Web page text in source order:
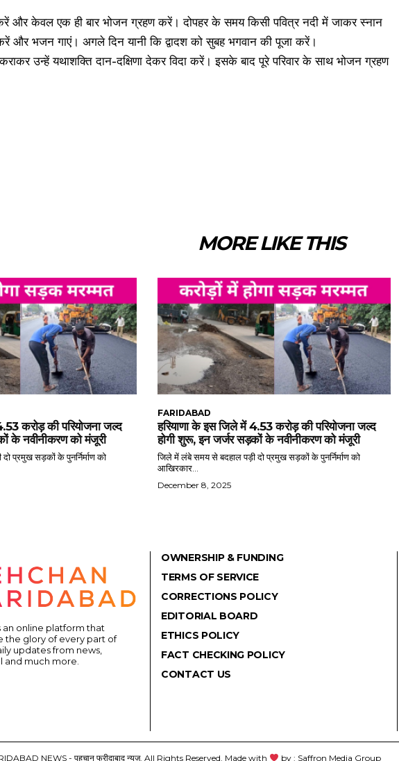
और केवल एक ही बार भोजन ग्रहण करें। दोपहर के समय किसी पवित्र नदी में जाकर स्‍नान
और भजन गाएं। अगले दिन यानी कि द्वादश को सुबह भगवान की पूजा करें।
उन्‍हें यथाशक्ति दान-दक्षिणा देकर विदा करें। इसके बाद पूरे परिवार के साथ भोजन ग्रहण
MORE LIKE THIS
करोड़ की परियोजना जल्द
के नवीनीकरण को मंजूरी
प्रमुख सड़कों के पुनर्निर्माण को
FARIDABAD
हरियाणा के इस जिले में 4.53 करोड़ की परियोजना जल्द
होगी शुरू, इन जर्जर सड़कों के नवीनीकरण को मंजूरी
जिले में लंबे समय से बदहाल पड़ी दो प्रमुख सड़कों के पुनर्निर्माण को
आखिरकार...
December 8, 2025
an online platform that
the glory of every part of
updates from news,
and much more.
OWNERSHIP & FUNDING
TERMS OF SERVICE
CORRECTIONS POLICY
EDITORIAL BOARD
ETHICS POLICY
FACT CHECKING POLICY
CONTACT US
NEWS - पहचान फरीदाबाद न्यूज़. All Rights Reserved. Made with by : Saffron Media Group